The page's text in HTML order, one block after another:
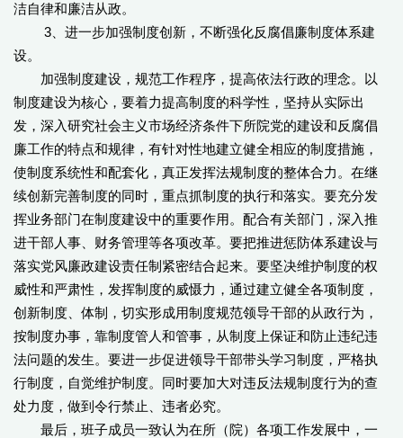
洁自律和廉洁从政。
3、进一步加强制度创新，不断强化反腐倡廉制度体系建
设。
加强制度建设，规范工作程序，提高依法行政的理念。以
制度建设为核心，要着力提高制度的科学性，坚持从实际出
发，深入研究社会主义市场经济条件下所院党的建设和反腐倡
廉工作的特点和规律，有针对性地建立健全相应的制度措施，
使制度系统性和配套化，真正发挥法规制度的整体合力。在继
续创新完善制度的同时，重点抓制度的执行和落实。要充分发
挥业务部门在制度建设中的重要作用。配合有关部门，深入推
进干部人事、财务管理等各项改革。要把推进惩防体系建设与
落实党风廉政建设责任制紧密结合起来。要坚决维护制度的权
威性和严肃性，发挥制度的威慑力，通过建立健全各项制度，
创新制度、体制，切实形成用制度规范领导干部的从政行为，
按制度办事，靠制度管人和管事，从制度上保证和防止违纪违
法问题的发生。要进一步促进领导干部带头学习制度，严格执
行制度，自觉维护制度。同时要加大对违反法规制度行为的查
处力度，做到令行禁止、违者必究。
最后，班子成员一致认为在所（院）各项工作发展中，一